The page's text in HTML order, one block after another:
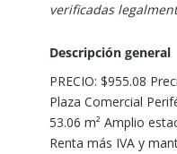
verificadas
Descripción general
PRECIO: $955.08
Plaza Comercial
53.06 m² Amplio
Renta más IVA y